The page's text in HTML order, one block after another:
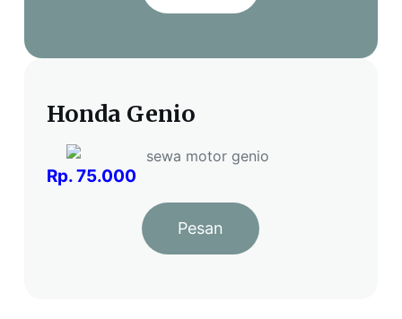
Honda Genio
Rp. 75.000
Pesan